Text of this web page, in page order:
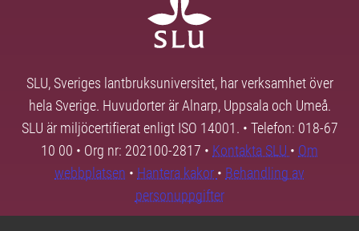
SLU, Sveriges lantbruksuniversitet, har verksamhet över
hela Sverige. Huvudorter är Alnarp, Uppsala och Umeå.
SLU är miljöcertifierat enligt ISO 14001. • Telefon: 018-67
10 00 • Org nr: 202100-2817 • Kontakta SLU • Om
webbplatsen • Hantera kakor • Behandling av
personuppgifter